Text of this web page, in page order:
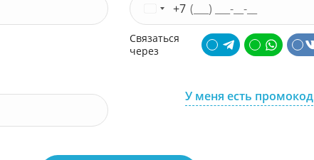
+7
Связаться
через
У меня есть промокод